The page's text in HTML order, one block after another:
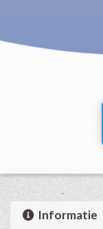
Informatie